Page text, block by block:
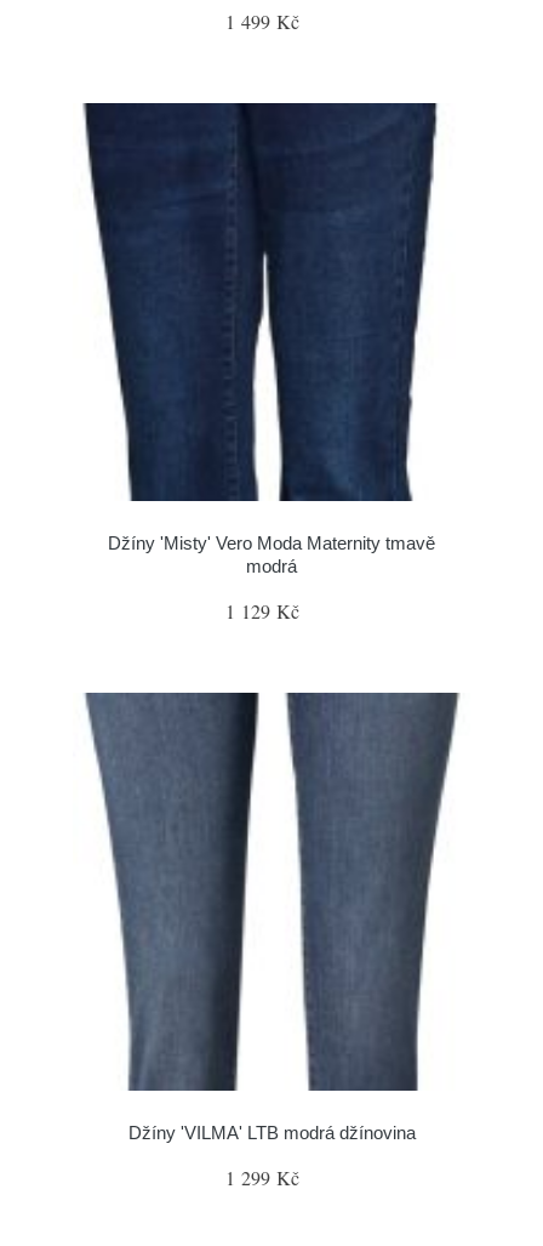
1 499 Kč
Džíny 'Misty' Vero Moda Maternity tmavě
modrá
1 129 Kč
Džíny 'VILMA' LTB modrá džínovina
1 299 Kč